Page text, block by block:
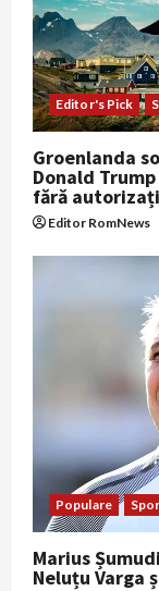
Editor's Pick
Groenlanda
Donald
fără
Editor RomNews
Populare
Marius
Neluțu Varga